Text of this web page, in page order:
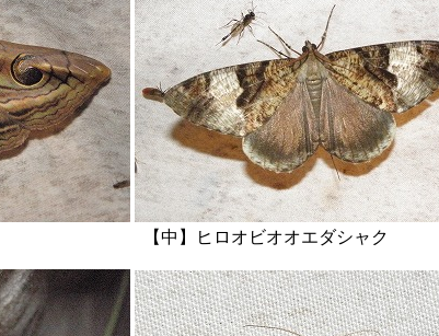
類 【中】ヒロオビオオエダシャ